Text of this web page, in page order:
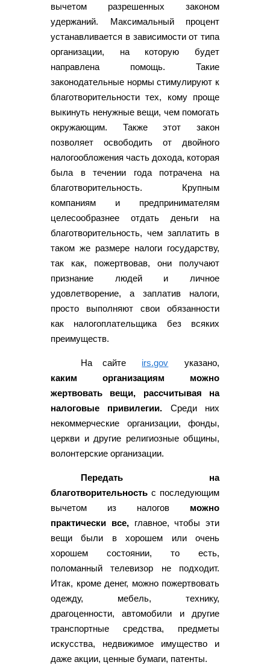
вычетом разрешенных законом
удержаний. Максимальный процент
устанавливается в зависимости от типа
организации, на которую будет
направлена помощь. Такие
законодательные нормы стимулируют к
благотворительности тех, кому проще
выкинуть ненужные вещи, чем помогать
окружающим. Также этот закон
позволяет освободить от двойного
налогообложения часть дохода, которая
была в течении года потрачена на
благотворительность. Крупным
компаниям и предпринимателям
целесообразнее отдать деньги на
благотворительность, чем заплатить в
таком же размере налоги государству,
так как, пожертвовав, они получают
признание людей и личное
удовлетворение, а заплатив налоги,
просто выполняют свои обязанности
как налогоплательщика без всяких
преимуществ.
На сайте irs.gov
указано,
каким организациям можно
жертвовать вещи, рассчитывая на
налоговые привилегии. Среди них
некоммерческие организации, фонды,
церкви и другие религиозные общины,
волонтерские организации.
Передать на
благотворительность с последующим
вычетом из налогов можно
практически все,главное, чтобы эти
вещи были в хорошем или очень
хорошем состоянии, то есть,
поломанный телевизор не подходит.
Итак, кроме денег, можно пожертвовать
одежду, мебель, технику,
драгоценности, автомобили и другие
транспортные средства, предметы
искусства, недвижимое имущество и
даже акции, ценные бумаги, патенты.